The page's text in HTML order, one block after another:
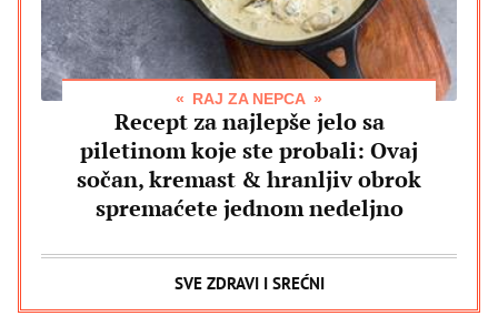
RAJ ZA NEPCA
Recept za najlepše jelo sa
piletinom koje ste probali: Ovaj
sočan, kremast & hranljiv obrok
spremaćete jednom nedeljno
SVE ZDRAVI I SREĆNI